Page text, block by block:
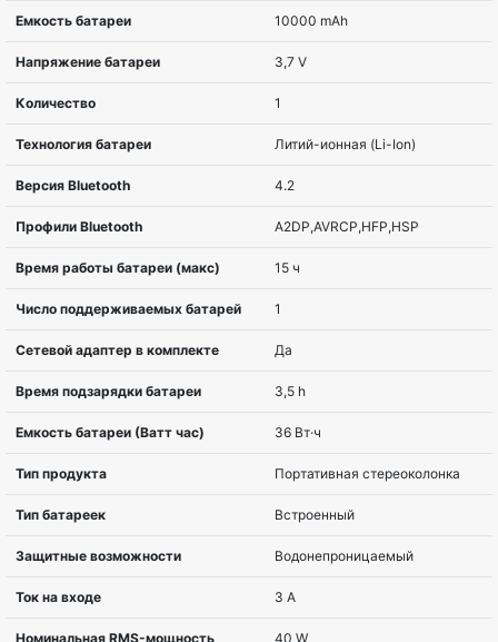
Совместимость с товаром
Тип товара
Цвет Черный
Технология подключения
Ширина 288 мм
Глубина 132 мм
Высота
Вес
Wi-Fi Нет
Bluetooth
Тип источника питания Аккумулятор,
Емкость батареи 10000 mAh